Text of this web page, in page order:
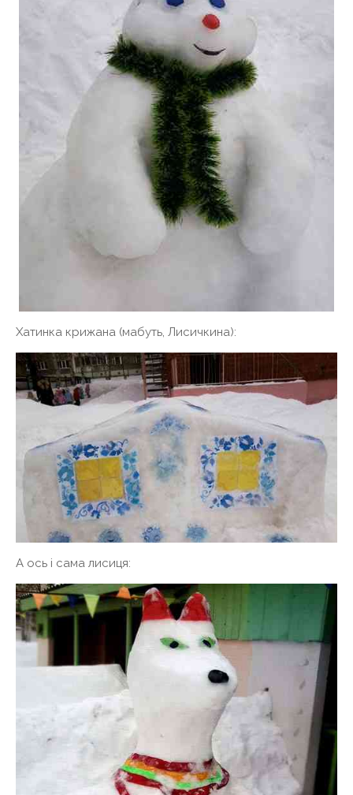
Хатинка крижана (мабуть, Лисичкина):
А ось і сама лисиця: